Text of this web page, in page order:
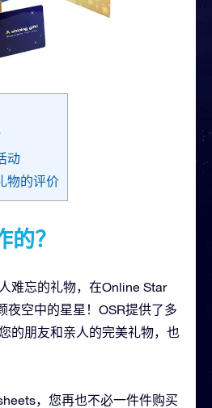
动
物的评价
的？
难忘的礼物，在Online Star
夜空中的星星！OSR提供了多
的朋友和亲人的完美礼物，也
，您再也不必一件件购买